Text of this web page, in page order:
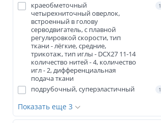
краеобметочный
четырехниточный оверлок,
встроенный в голову
серводвигатель, с плавной
регулировкой скорости, тип
ткани - лёгкие, средние,
трикотаж, тип иглы - DCX27 11-14
количество нитей - 4, количество
игл - 2, дифференциальная
подача ткани
1
подрубочный, суперэластичный 1
Показать еще 3